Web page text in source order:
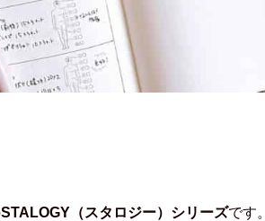
STALOGY（スタロジー）シリーズです。